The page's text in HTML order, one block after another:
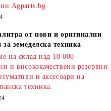
Agparts.bg.
от нови и оригинални
земеделска техника
на склад над 18 000
и висококачествени резервни
и аксесоари на
техника.